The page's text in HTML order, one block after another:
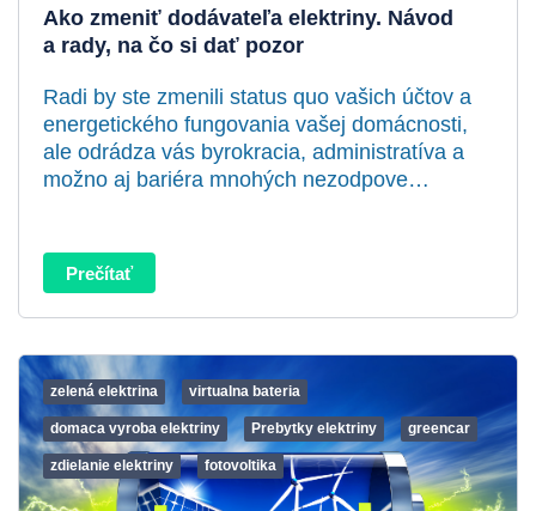
Ako zmeniť dodávateľa elektriny. Návod
a rady, na čo si dať pozor
Radi by ste zmenili status quo vašich účtov a
energetického fungovania vašej domácnosti,
ale odrádza vás byrokracia, administratíva a
možno aj bariéra mnohých nezodpove…
Prečítať
zelená elektrina virtualna bateria
domaca vyroba elektriny Prebytky elektriny greencar
zdielanie elektriny fotovoltika